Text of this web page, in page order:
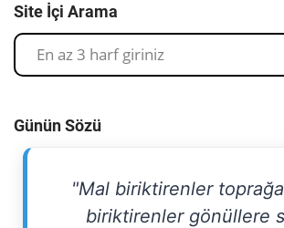
Site İçi Arama
Günün Sözü
"Mal biriktirenler
biriktirenler gönüllere